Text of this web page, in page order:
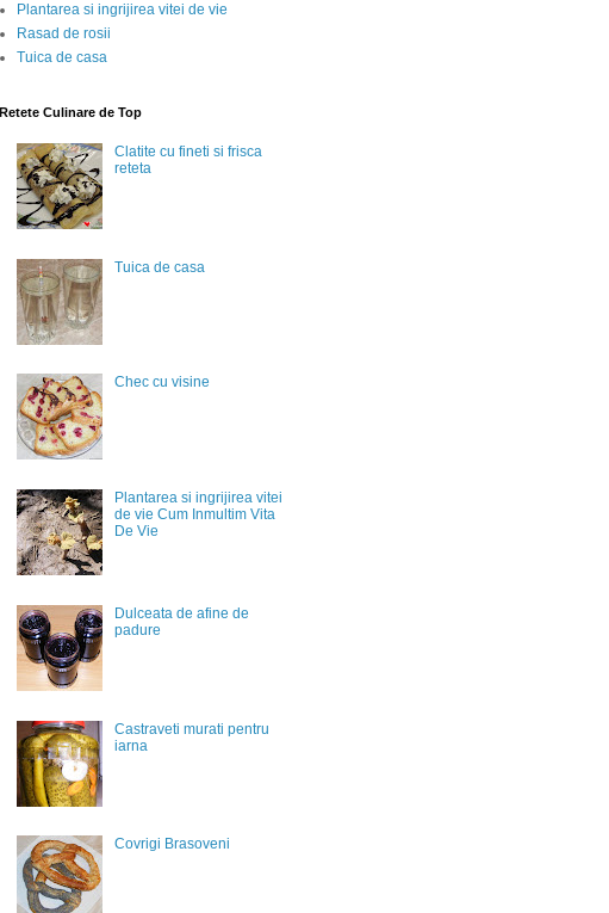
Plantarea si ingrijirea vitei de vie
Rasad de rosii
Tuica de casa
Retete Culinare de Top
Clatite cu fineti si frisca
reteta
Tuica de casa
Chec cu visine
Plantarea si ingrijirea vitei
de vie Cum Inmultim Vita
De Vie
Dulceata de afine de
padure
Castraveti murati pentru
iarna
Covrigi Brasoveni